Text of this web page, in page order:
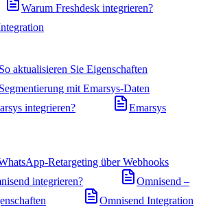
Warum Freshdesk integrieren?
aktualisieren Sie Eigenschaften
mit Emarsys-Daten
integrieren?
Emarsys
Retargeting über Webhooks
integrieren?
Omnisend –
Omnisend Integration